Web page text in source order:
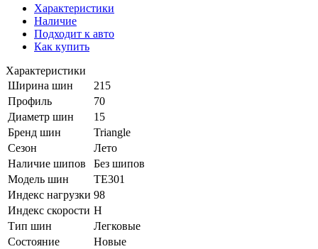
Характеристики
Наличие
Подходит к авто
Как купить
Характеристики
Ширина шин
215
Профиль
70
Диаметр шин
15
Бренд шин
Triangle
Сезон
Лето
Наличие шипов
Без шипов
Модель шин
TE301
Индекс нагрузки 98
Индекс скорости H
Тип шин
Легковые
Состояние
Новые